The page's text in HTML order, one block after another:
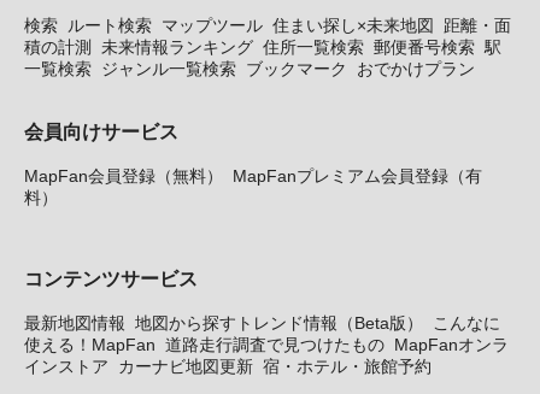
検索 ルート検索 マップツール 住まい探し×未来地図
距離・面
積の計測
未来情報ランキング 住所一覧検索 郵便番号検索 駅
一覧検索 ジャンル一覧検索 ブックマーク おでかけプラン
会員向けサービス
MapFan会員登録（無料）
MapFanプレミアム会員登録（有
料）
コンテンツサービス
最新地図情報 地図から探すトレンド情報（Beta版）
こんなに
使える！MapFan 道路走行調査で見つけたもの MapFanオンラ
インストア
カーナビ地図更新 宿・ホテル・旅館予約